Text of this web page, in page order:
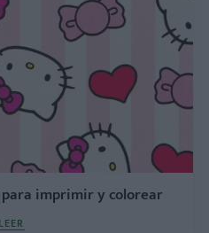
imprimir y colorear
LEER